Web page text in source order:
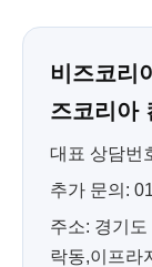
비즈코리
즈코리아
대표 상담번
추가 문의:
주소: 경기
락동,이프라